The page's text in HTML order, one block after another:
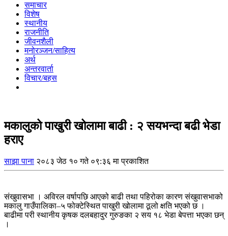
समाचार
विशेष
स्थानीय
राजनीति
जीवनशैली
मनोरञ्जन/साहित्य
अर्थ
अन्तरवार्ता
विचार/बहस
मकालुको पाखुरी खोलामा बाढी : २ सयभन्दा बढी भेडा
हराए
साझा पाना २०८३ जेठ १० गते ०९:३६ मा प्रकाशित
संखुवासभा । अविरल वर्षापछि आएको बाढी तथा पहिरोका कारण संखुवासभाको
मकालु गाउँपालिका–५ फोक्टेस्थित पाखुरी खोलामा ठूलो क्षति भएको छ ।
बाढीमा परी स्थानीय कृषक दलबहादुर गुरुङका २ सय १८ भेडा बेपत्ता भएका छन्
।